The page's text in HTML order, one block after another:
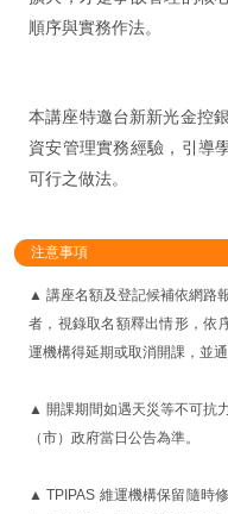
順序與實務作法。
本講座特邀台新新光金控
資安管理實務經驗，引導
可行之做法。
注意事項
▲ 講座名額及登記候補依網路
者，視錄取名額釋出情形，依
運機構得延期或取消開課，並
▲ 開課期間如遇天災等不可抗
（市）政府當日公告為準。
▲ TPIPAS 維運機構保留隨時